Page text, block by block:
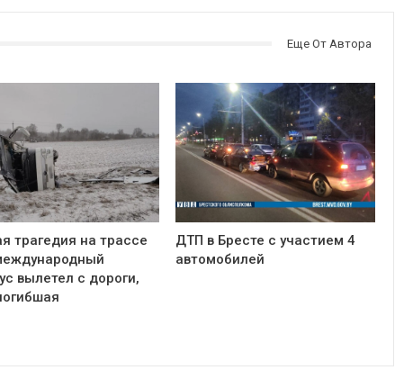
Еще От Автора
трагедия на трассе
вылетел с дороги,
ДТП в Бресте с участием 4
автомобилей